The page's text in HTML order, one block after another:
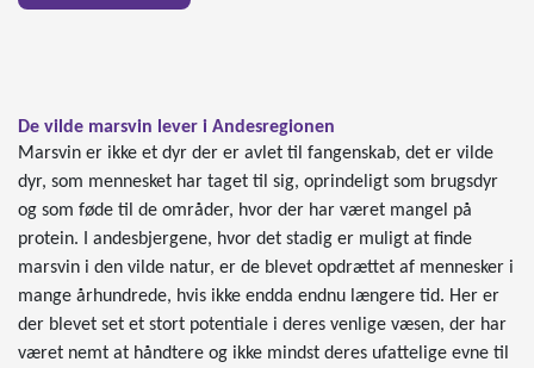
De vilde marsvin lever i Andesregionen
Marsvin er ikke et dyr der er avlet til fangenskab, det er vilde
dyr, som mennesket har taget til sig, oprindeligt som brugsdyr
og som føde til de områder, hvor der har været mangel på
protein. I andesbjergene, hvor det stadig er muligt at finde
marsvin i den vilde natur, er de blevet opdrættet af mennesker i
mange århundrede, hvis ikke endda endnu længere tid. Her er
der blevet set et stort potentiale i deres venlige væsen, der har
været nemt at håndtere og ikke mindst deres ufattelige evne til